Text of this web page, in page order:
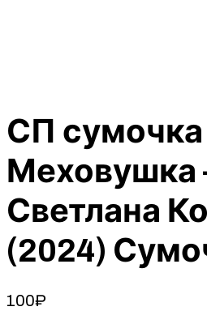
СП сумочка
Светлана
(2024)
100₽